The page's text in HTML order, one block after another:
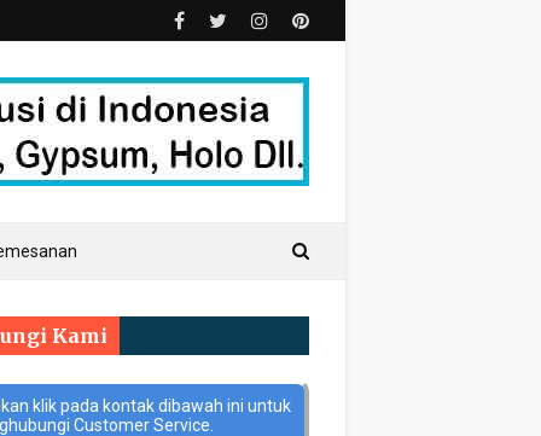
Kami
klik pada kontak dibawah ini untuk
Customer Service.